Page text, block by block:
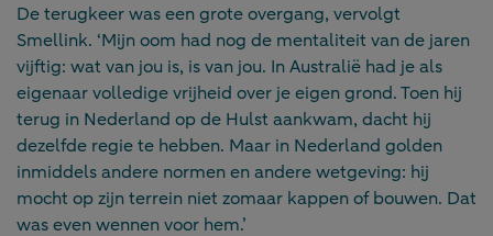
De terugkeer was een grote overgang, vervolgt
Smellink. ‘Mijn oom had nog de mentaliteit van de jaren
vijftig: wat van jou is, is van jou. In Australië had je als
eigenaar volledige vrijheid over je eigen grond. Toen hij
terug in Nederland op de Hulst aankwam, dacht hij
dezelfde regie te hebben. Maar in Nederland golden
inmiddels andere normen en andere wetgeving: hij
mocht op zijn terrein niet zomaar kappen of bouwen. Dat
was even wennen voor hem.’